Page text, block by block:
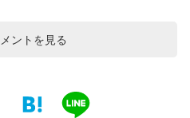
ントを見る